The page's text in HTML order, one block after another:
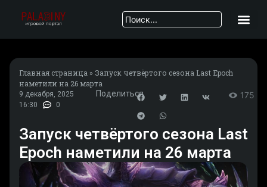
Главная страница » Запуск четвёртого сезона Last Epoch
наметили на 26 марта
9 декабря, 2025
16:30
0
Поделиться 175
Запуск четвёртого сезона Last
Epoch наметили на 26 марта